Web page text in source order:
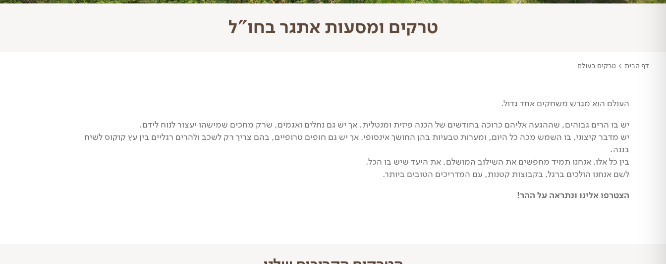
טרקים ומסעות אתגר בחו"ל
דף הבית > טרקים בעולם
העולם הוא מגרש משחקים אחד גדול.
יש בו הרים גבוהים, שההגעה אליהם כרוכה בחודשים של הכנה פיזית ומנטלית. אך יש גם נחלים ואגמים, שרק מחכים שמישהו יעצור לנוח לידם.
יש מדבר קיצוני, בו השמש מכה כל היום, ומערות טבעיות בהן החושך אינסופי. אך יש גם חופים טרופיים, בהם צריך רק לשכב ולהרים רגליים בין עץ קוקוס לשיח
בננה.
בין כל אלו, אנחנו תמיד מחפשים את השילוב המושלם, את היעד שיש בו הכל.
לשם אנחנו הולכים ברגל, בקבוצות קטנות, עם המדריכים הטובים ביותר.
הצטרפו אלינו ונתראה על ההר!